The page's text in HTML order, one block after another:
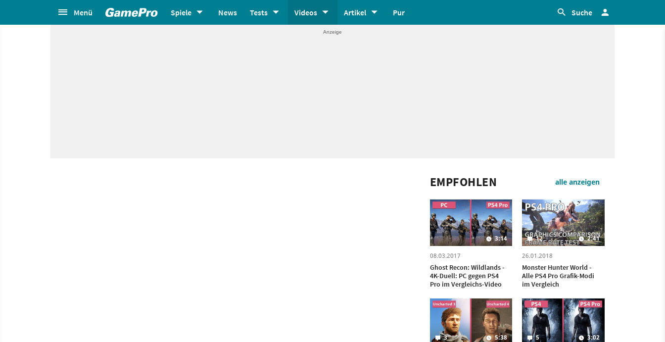
Menü Spiele News Tests Videos Artikel Pur Suche
EMPFOHLEN alle anzeigen
3:14
08.03.2017
Ghost Recon: Wildlands -
4K-Duell: PC gegen PS4
Pro im Vergleichs-Video
12 2:41
26.01.2018
Monster Hunter World -
Alle PS4 Pro Grafik-Modi
im Vergleich
3 5:38 5 3:02